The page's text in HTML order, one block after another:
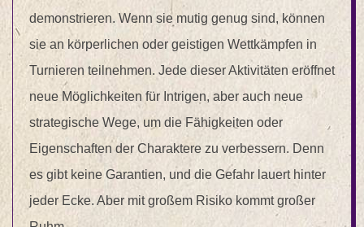
demonstrieren. Wenn sie mutig genug sind, können
sie an körperlichen oder geistigen Wettkämpfen in
Turnieren teilnehmen. Jede dieser Aktivitäten eröffnet
neue Möglichkeiten für Intrigen, aber auch neue
strategische Wege, um die Fähigkeiten oder
Eigenschaften der Charaktere zu verbessern. Denn
es gibt keine Garantien, und die Gefahr lauert hinter
jeder Ecke. Aber mit großem Risiko kommt großer